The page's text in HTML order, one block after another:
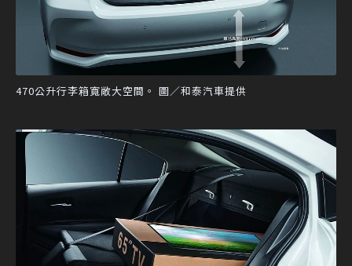
470公升行李箱寬敞大空間。 圖／和泰汽車提供